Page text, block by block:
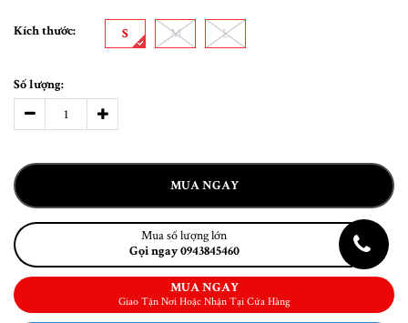
Kích thước: S M L
Số lượng:
MUA NGAY
Mua số lượng lớn
Gọi ngay 0943845460
MUA NGAY
Giao Tận Nơi Hoặc Nhận Tại Cửa Hàng